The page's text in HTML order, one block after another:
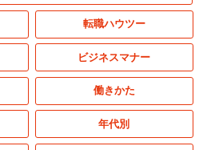
転職ハウツー
ビジネスマナー
働きかた
年代別